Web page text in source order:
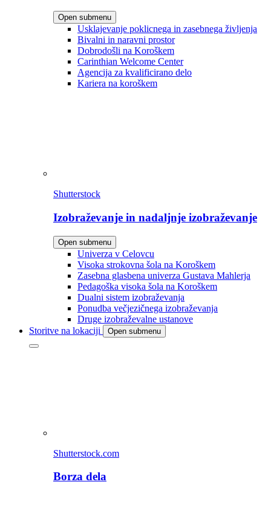
Open submenu
Usklajevanje poklicnega in zasebnega življenja
Bivalni in naravni prostor
Dobrodošli na Koroškem
Carinthian Welcome Center
Agencija za kvalificirano delo
Kariera na koroškem
Shutterstock
Izobraževanje in nadaljnje izobraževanje
Open submenu
Univerza v Celovcu
Visoka strokovna šola na Koroškem
Zasebna glasbena univerza Gustava Mahlerja
Pedagoška visoka šola na Koroškem
Dualni sistem izobraževanja
Ponudba večjezičnega izobraževanja
Druge izobraževalne ustanove
Storitve na lokaciji
Open submenu
Shutterstock.com
Borza dela